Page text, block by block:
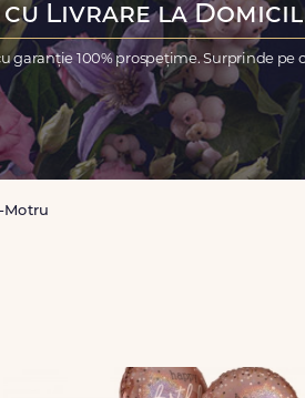
Livrare la
garanție 100% prospețime. Surprinde pe
Motru